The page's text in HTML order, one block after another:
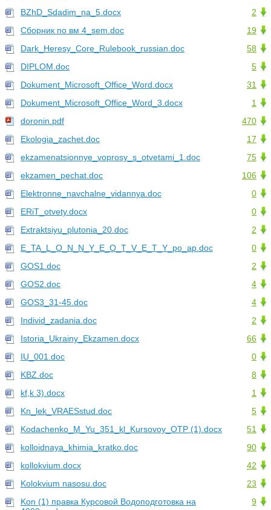
2
BZhD_Sdadim_na_5.docx
19
Cборник по вм 4_sem.doc
58
Dark_Heresy_Core_Rulebook_russian.doc
5
DIPLOM.doc
31
Dokument_Microsoft_Office_Word.docx
1
Dokument_Microsoft_Office_Word_3.docx
470
doronin.pdf
17
Ekologia_zachet.doc
75
ekzamenatsionnye_voprosy_s_otvetami_1.doc
106
ekzamen_pechat.doc
0
Elektronne_navchalne_vidannya.doc
0
ERiT_otvety.docx
2
Extraktsiyu_plutonia_20.doc
0
E_TA_L_O_N_N_Y_E_O_T_V_E_T_Y_po_ap.doc
2
GOS1.doc
4
GOS2.doc
4
GOS3_31-45.doc
2
Individ_zadania.doc
66
Istoria_Ukrainy_Ekzamen.docx
0
IU_001.doc
8
KBZ.doc
1
kf,k 3).docx
5
Kn_lek_VRAESstud.doc
51
Kodachenko_M_Yu_351_kl_Kursovoy_OTP (1).docx
90
kolloidnaya_khimia_kratko.doc
42
kollokvium.docx
23
Kolokvium nasosu.doc
9
Kon (1) правка Курсовой Водоподготовка на